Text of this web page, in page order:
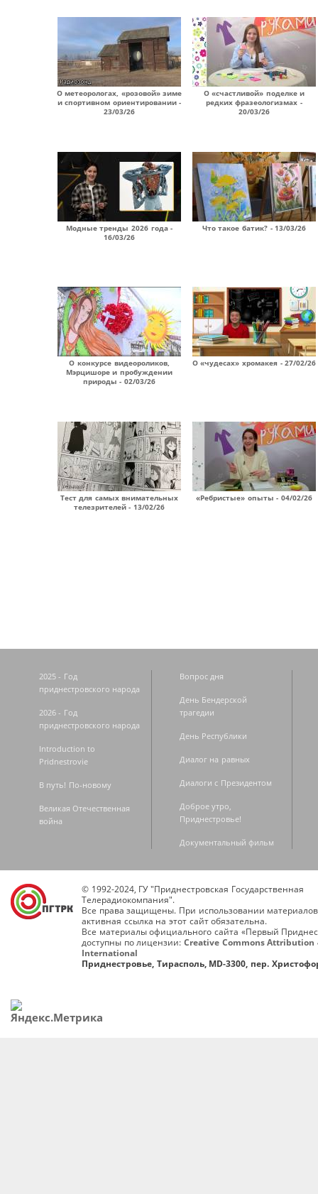
О метеорологах, «розовой» зиме
и спортивном ориентировании -
23/03/26
О «счастливой» поделке и
редких фразеологизмах -
20/03/26
Модные тренды 2026 года -
16/03/26
Что такое батик? - 13/03/26
О конкурсе видеороликов,
Мэрцишоре и пробуждении
природы - 02/03/26
О «чудесах» хромакея - 27/02/26
Тест для самых внимательных
телезрителей - 13/02/26
«Ребристые» опыты - 04/02/26
2025 - Год
приднестровского народа
2026 - Год
приднестровского народа
Introduction to
Pridnestrovie
В путь! По-новому
Великая Отечественная
война
Вопрос дня
День Бендерской
трагедии
День Республики
Диалог на равных
Диалоги с Президентом
Доброе утро,
Приднестровье!
Документальный фильм
© 1992-2024, ГУ "Приднестровская Государственная
Телерадиокомпания".
Все права защищены. При использовании
активная ссылка на этот сайт обязательна.
Все материалы официального сайта «Первый
доступны по лицензии: Creative Commons Attribution
International
Приднестровье, Тирасполь, MD-3300, пер.